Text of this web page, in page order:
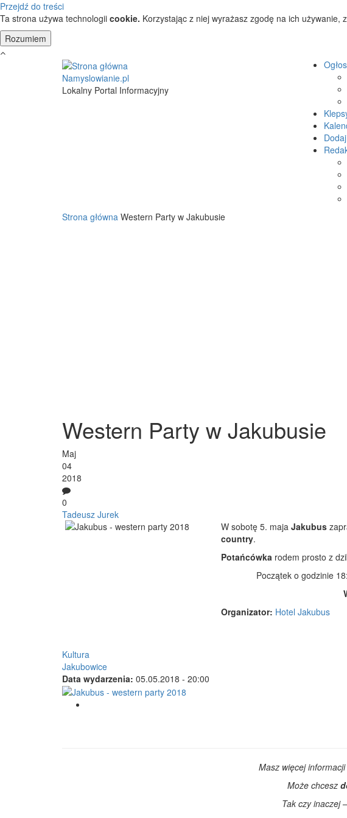
Przejdź do treści
Ta strona używa technologii cookie. Korzystając z niej wyrażasz zgodę na ich
Namyslowianie.pl
Lokalny Portal Informacyjny
Dodaj
Strona główna Western Party w Jakubusie
Western Party w Jakubusie
Maj
04
2018
0
Tadeusz Jurek
W sobotę 5. maja Jakubus
country.
Potańcówka rodem prosto z
Początek o godzinie
Organizator: Hotel Jakubus
Kultura
Jakubowice
Data wydarzenia: 05.05.2018 - 20:00
Masz więcej informacji
Może chcesz
Tak czy inaczej